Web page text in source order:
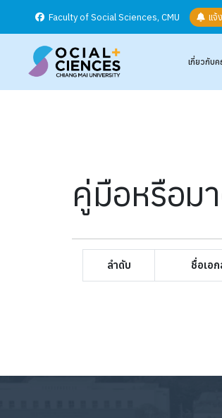
Faculty of Social Sciences, CMU แจ้ง
เกี่ยวกับ
คู่มือหรือม
ลำดับ ชื่อเอก